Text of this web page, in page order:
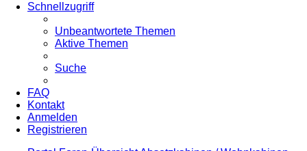
Schnellzugriff
Unbeantwortete Themen
Aktive Themen
Suche
FAQ
Kontakt
Anmelden
Registrieren